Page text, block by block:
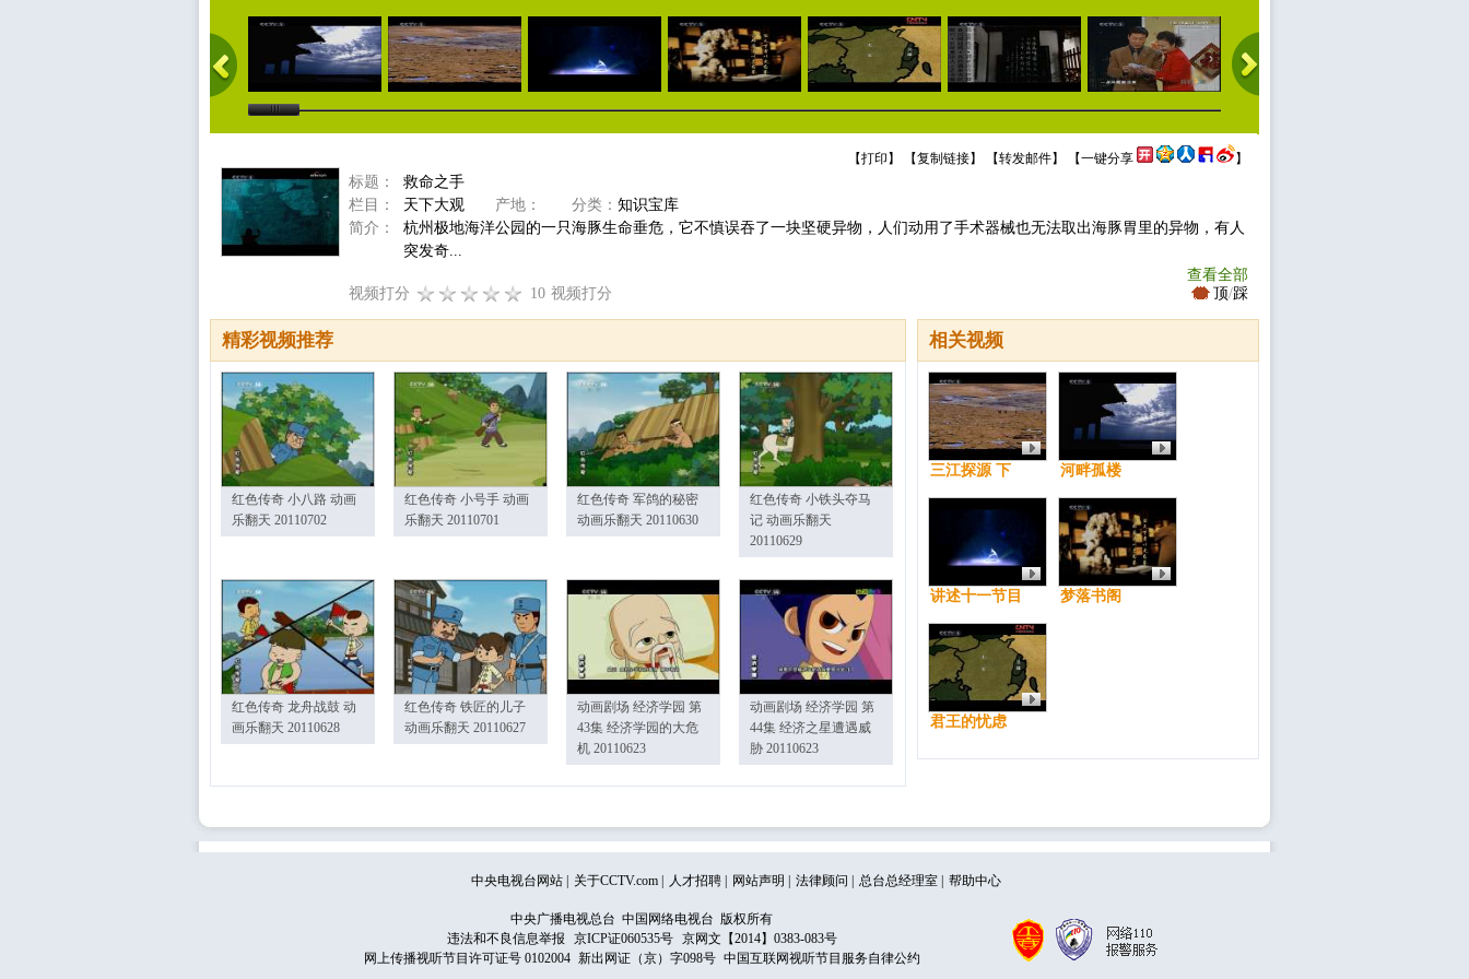
【打印 】 【复制链接】 【转发邮件】 【一键分享 】
标题：
救命之手
栏目：
天下大观 产地： 分类： 知识宝库
简介：
杭州极地海洋公园的一只海豚生命垂危，它不慎误吞了一块坚硬异物，人们动用了手术器械也无法取出海豚胃里的异物，有人
突发奇...
查看全部
视频打分
10 视频打分 顶/踩
相关视频
三江探源 下 河畔孤楼
讲述十一节目 梦落书阁
君王的忧虑
精彩视频推荐
红色传奇 小八路 动画
乐翻天 20110702
红色传奇 小号手 动画
乐翻天 20110701
红色传奇 军鸽的秘密
动画乐翻天 20110630
红色传奇 小铁头夺马
记 动画乐翻天
20110629
红色传奇 龙舟战鼓 动
画乐翻天 20110628
红色传奇 铁匠的儿子
动画乐翻天 20110627
动画剧场 经济学园 第
43集 经济学园的大危
机 20110623
动画剧场 经济学园 第
44集 经济之星遭遇威
胁 20110623
中央电视台网站 关于CCTV.com 人才招聘 网站声明 法律顾问 总台总经理室 帮助中心
中央广播电视总台 中国网络电视台 版权所有
违法和不良信息举报
京ICP证060535号
京网文【2014】0383-083号
网上传播视听节目许可证号 0102004 新出网证（京）字098号 中国互联网视听节目服务自律公约